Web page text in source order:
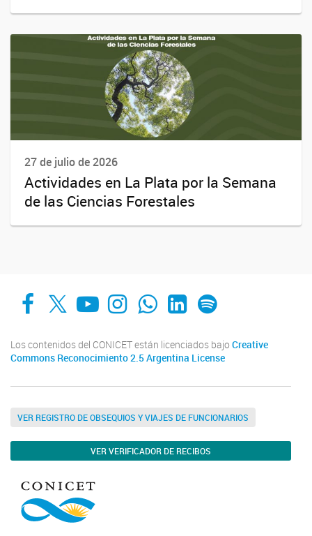
27 de julio de 2026
Actividades en La Plata por la Semana
de las Ciencias Forestales
Facebook
X YouTube
Instagram
Whats AppLinkedIn
Spotify
Los contenidos del CONICET están licenciados bajo Creative
Commons Reconocimiento 2.5 Argentina License
VER REGISTRO DE OBSEQUIOS Y VIAJES DE FUNCIONARIOS
VER VERIFICADOR DE RECIBOS